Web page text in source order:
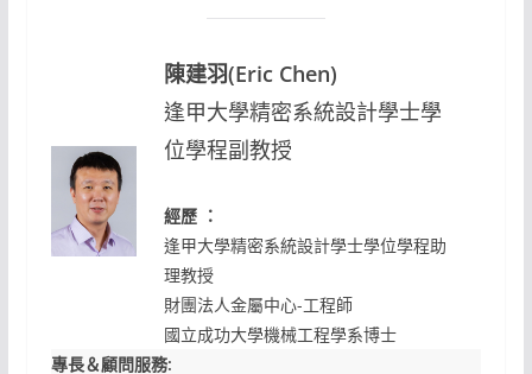
陳建羽(Eric Chen)
逢甲大學精密系統設計學士學
位學程副教授
經歷 ：
逢甲大學精密系統設計學士學位學程助
理教授
財團法人金屬中心-工程師
國立成功大學機械工程學系博士
專長＆顧問服務: